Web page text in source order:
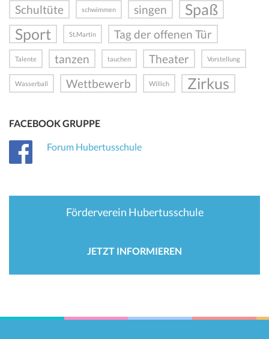
Schultüte schwimmen singen
Spaß
Sport
St.Martin Tag der offenen Tür
Talente tanzen tauchen Theater Vorstellung
Wasserball Wettbewerb Willich Zirkus
FACEBOOK GRUPPE
Forum Hubertusschule
Förderverein Hubertusschule
JETZT INFORMIEREN